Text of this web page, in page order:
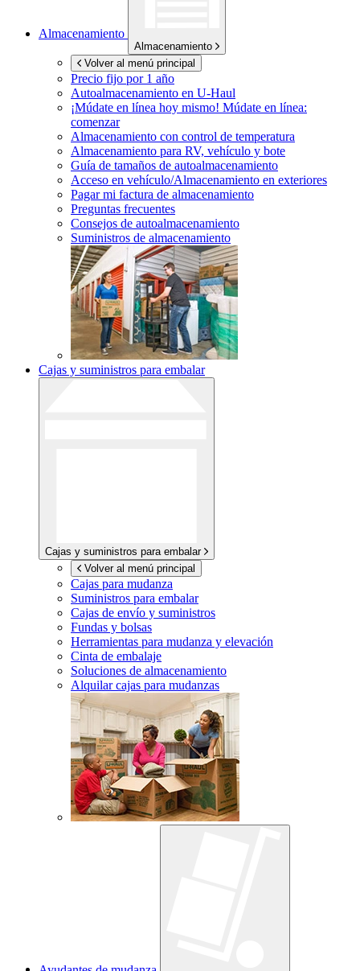
Almacenamiento
Almacenamiento
Volver al menú principal
Precio fijo por 1 año
Autoalmacenamiento en U-Haul
¡Múdate en línea hoy mismo! Múdate en línea:
comenzar
Almacenamiento con control de temperatura
Almacenamiento para RV, vehículo y bote
Guía de tamaños de autoalmacenamiento
Acceso en vehículo/Almacenamiento en exteriores
Pagar mi factura de almacenamiento
Preguntas frecuentes
Consejos de autoalmacenamiento
Suministros de almacenamiento
Cajas y suministros para embalar
Cajas y suministros para embalar
Volver al menú principal
Cajas para mudanza
Suministros para embalar
Cajas de envío y suministros
Fundas y bolsas
Herramientas para mudanza y elevación
Cinta de embalaje
Soluciones de almacenamiento
Alquilar cajas para mudanzas